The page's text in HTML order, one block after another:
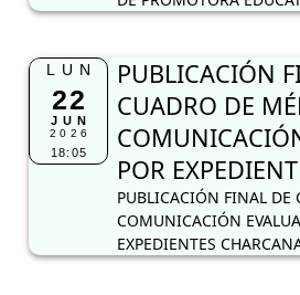
LUN
22
JUN
2026
18:05
PUBLICACIÓN
CUADRO DE
POR
PUBLICACIÓN FINAL DE
COMUNICACIÓN
EXPEDIENTES